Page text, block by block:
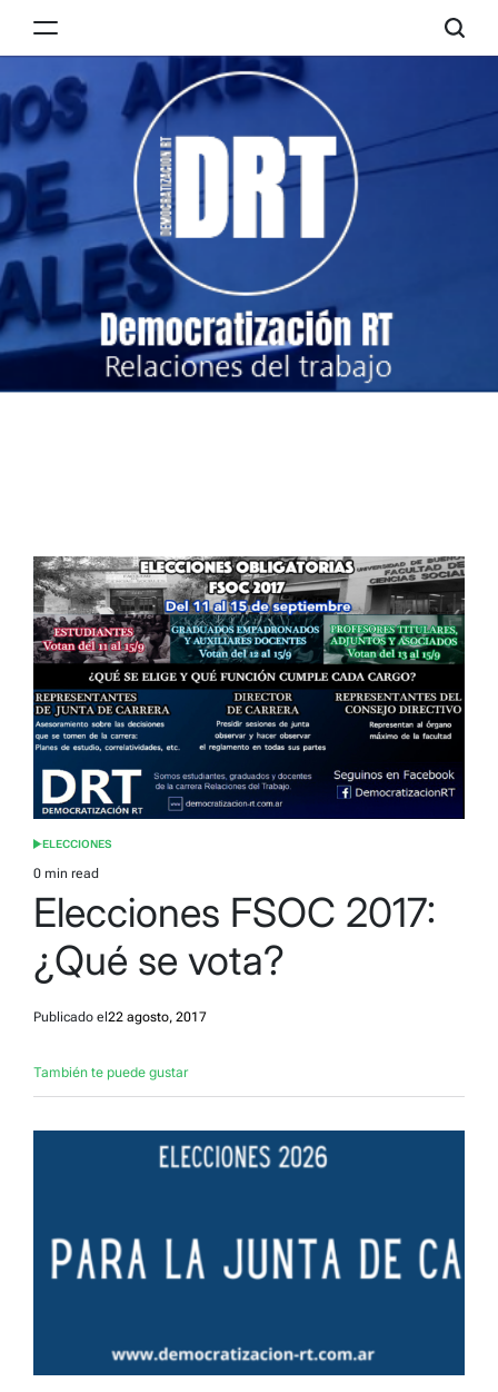
RT
POSTED
IN
ELECCIONES
Estimated
read
time
0 min read
Elecciones FSOC 2017:
¿Qué se vota?
Publicado el 22 agosto, 2017
También te puede gustar